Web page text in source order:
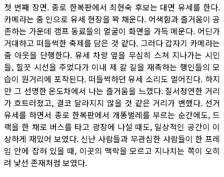
첫 번째 장면. 종로 한복판에서 최현숙 후보는 대면 유세를 한다.
카메라는 줌 인으로 유세 현장을 꽉 채운다. 어색함과 즐거움이 공
존하는 가운데 캠프 동료들의 얼굴이 화면을 가득 메운다. 어딘가
거대하고 떠들썩한 축제를 담은 것 같다. 그러다 갑자기 카메라는
줌 아웃을 단행한다. 유세 차량 옆을 무심히 스쳐 지나가는 시민
들, 힐끗 시선을 주었다가 이내 제 갈 길을 재촉하는 행인들의 모
습이 원거리에 포착된다. 떠들썩하던 유세 소리도 멀어진다. 하지
만 그 선명한 온도차에서 나는 즐거움을 느꼈다. 질서정연한 거리
가 흐트러졌고, 결코 달라지지 않을 것 같은 거리가 변했다. 선거
유세를 하면서 종로 한복판에서 개똥벌레를 부르는 순간에도, 드
랙을 한 채로 버스를 타고 광장에 나설 때도, 일상적인 공간이 이
상하게 재밌어 보였다. 신난 사람들과 무관심한 사람들이 한 프레
임 안에 잡혀 있을 때, 이곳의 맥락을 모르고 지나치는 쪽이 오히
려 낯선 존재처럼 보였다.